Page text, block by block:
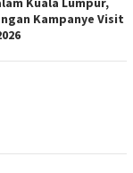
Kampanye Visit
di Batam